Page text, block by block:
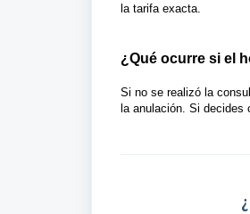
la tarifa exacta.
¿Qué ocurre si el
Si no se realizó la
la anulación. Si